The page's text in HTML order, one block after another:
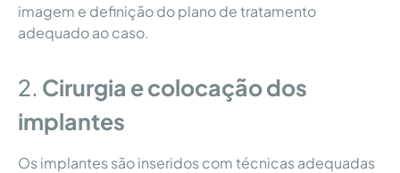
imagem e definição do plano de tratamento
adequado ao caso.
2. Cirurgia e colocação dos
implantes
Os implantes são inseridos com técnicas adequadas